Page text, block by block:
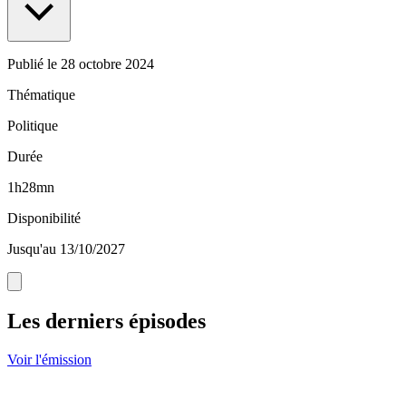
Publié le 28 octobre 2024
Thématique
Politique
Durée
1h28mn
Disponibilité
Jusqu'au 13/10/2027
Les derniers épisodes
Voir l'émission